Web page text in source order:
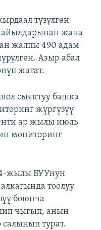
түзүлгөн
айылдарынан жана
жалпы 490 адам
Азыр абал
жатат.
сыяктуу башка
жүргүзүү
ар жылы июль
мониторинг
жылы БУУнун
тоолуу
боюнча
чыгып, анын
салынып турат.